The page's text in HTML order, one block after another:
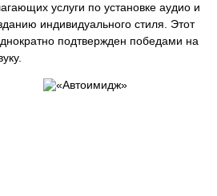
услуги по установке аудио и
индивидуального стиля. Этот
подтвержден победами на